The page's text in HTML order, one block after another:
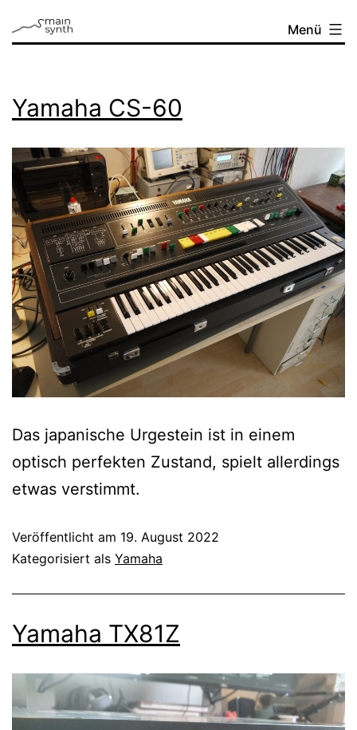
Inhalt
mainsynth Menü
Yamaha CS-60
Das japanische Urgestein ist in einem
optisch perfekten Zustand, spielt allerdings
etwas verstimmt.
Veröffentlicht am 19. August 2022
Kategorisiert als Yamaha
Yamaha TX81Z